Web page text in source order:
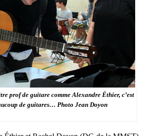
prof de guitare comme Alexandre Éthier, c’est
de guitares… Photo Jean Doyon